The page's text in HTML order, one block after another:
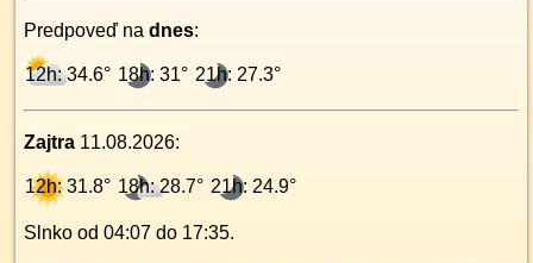
Predpoveď na dnes:
12h: 34.6° 18h: 31° 21h: 27.3°
Zajtra 11.08.2026:
12h: 31.8° 18h: 28.7° 21h: 24.9°
Slnko od 04:07 do 17:35.